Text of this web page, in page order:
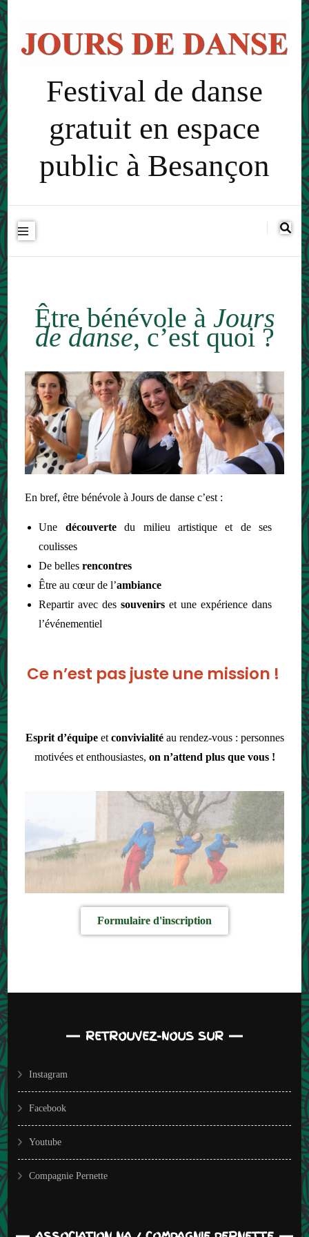
Festival de danse
gratuit en espace
public à Besançon
Être bénévole à Jours
de danse, c’est quoi ?
En bref, être bénévole à Jours de danse c’est :
Une découvertedu milieu artistique et de ses
coulisses
De bellesrencontres
Être au cœur de l’ambiance
Repartir avec dessouvenirs et une expérience dans
l’événementiel
Ce n’est pas juste une mission !
Esprit d’équipeet convivialitéau rendez-vous : personnes
motivées et enthousiastes, on n’attend plus que vous !
Formulaire d'inscription
RETROUVEZ-NOUS SUR
Instagram
Facebook
Youtube
Compagnie Pernette